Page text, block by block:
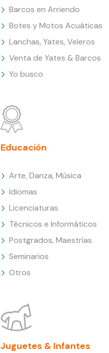
Barcos en Arriendo
Botes y Motos Acuáticas
Lanchas, Yates, Veleros
Venta de Yates & Barcos
Yo busco
Educación
Arte, Danza, Música
Idiomas
Licenciaturas
Técnicos e Informáticos
Postgrados, Maestrías
Seminarios
Otros
Juguetes & Infantes